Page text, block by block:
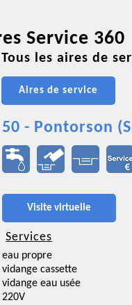
Service 360
Tous les aires de
Aires de service
50 - Pontorson
Visite virtuelle
Services
eau propre
vidange cassette
vidange eau usée
220V